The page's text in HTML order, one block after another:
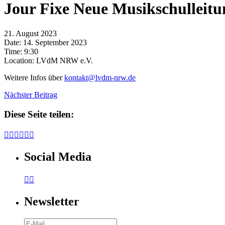
Jour Fixe Neue
21. August 2023
Date: 14. September 2023
Time: 9:30
Location: LVdM NRW e.V.
Weitere Infos überkontakt@lvdm-nrw.de
Nächster Beitrag
Diese Seite teilen:
     
Social Media
 
Newsletter